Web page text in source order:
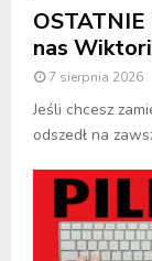
nas
7 sierpnia 2026
Jeśli chcesz
odszedł na